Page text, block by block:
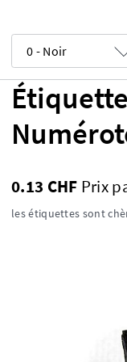
0.13 CHF Prix
les étiquettes sont